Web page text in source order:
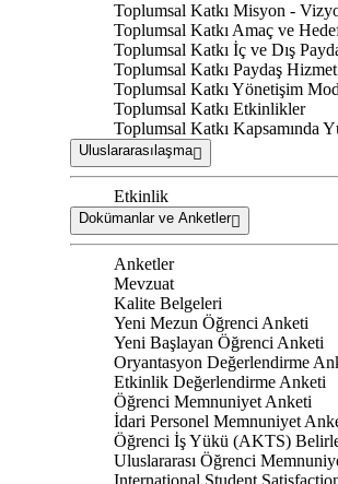
Toplumsal Katkı Misyon -
Toplumsal Katkı Amaç ve
Toplumsal Katkı İç ve Dış
Toplumsal Katkı Paydaş
Toplumsal Katkı Yönetişim
Toplumsal Katkı Etkinlikler
Toplumsal Katkı Kapsamında
Uluslararasılaşma
Etkinlik
Dokümanlar ve Anketler
Anketler
Mevzuat
Kalite Belgeleri
Yeni Mezun Öğrenci Anketi
Yeni Başlayan Öğrenci Anketi
Oryantasyon Değerlendirme
Etkinlik Değerlendirme Anketi
Öğrenci Memnuniyet Anketi
İdari Personel Memnuniyet
Öğrenci İş Yükü (AKTS)
Uluslararası Öğrenci